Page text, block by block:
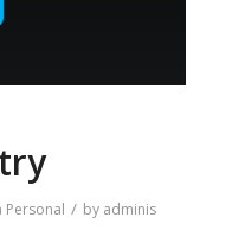
Personal / by adminis